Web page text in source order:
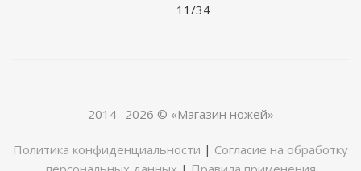
11/34
2014 -2026 © «Магазин ножей»
Политика конфиденциальности | Согласие на обработку